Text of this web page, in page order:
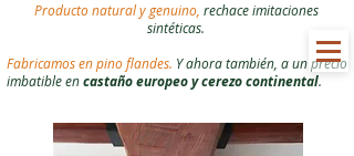
Producto natural y genuino, rechace imitaciones
sintéticas.
Fabricamos en pino flandes. Y ahora también, a un precio
imbatible encastaño europeo y cerezo continental.